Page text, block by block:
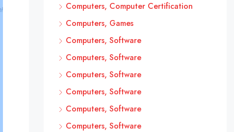
Computers, Computer Certification
Computers, Games
Computers, Software
Computers, Software
Computers, Software
Computers, Software
Computers, Software
Computers, Software